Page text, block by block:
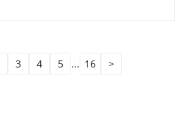
3 4 5 ... 16 >